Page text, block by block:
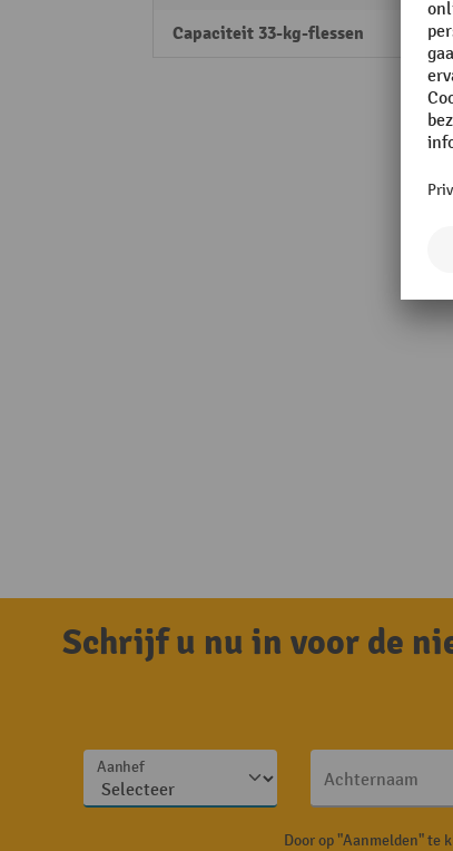
Capaciteit 33-kg-flessen
Schrijf u nu in voor de
Aanhef
Achternaam
Door op "Aanmelden" te